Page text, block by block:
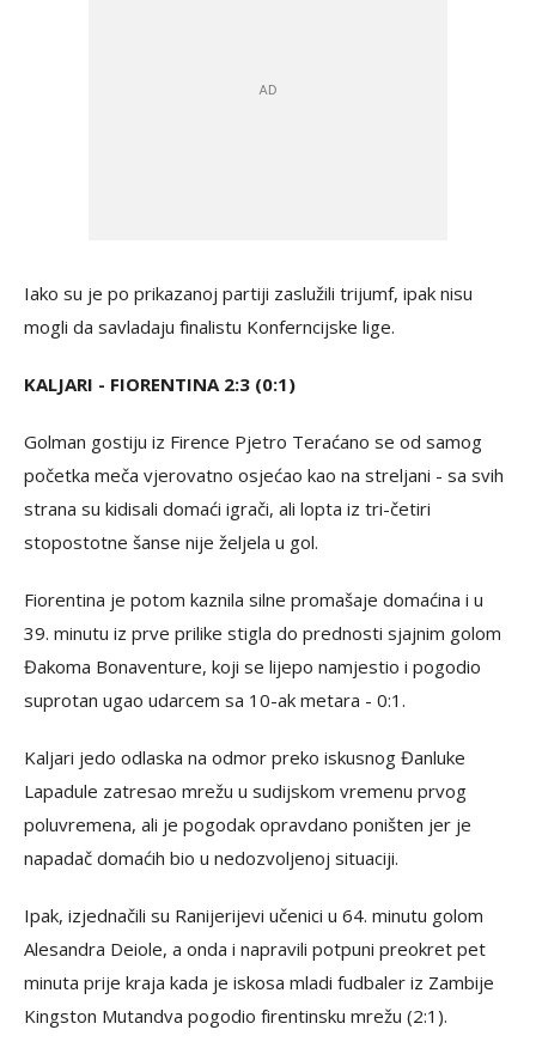
Iako su je po prikazanoj partiji zaslužili trijumf, ipak nisu
mogli da savladaju finalistu Konferncijske lige.
KALJARI - FIORENTINA 2:3 (0:1)
Golman gostiju iz Firence Pjetro Teraćano se od samog
početka meča vjerovatno osjećao kao na streljani - sa svih
strana su kidisali domaći igrači, ali lopta iz tri-četiri
stopostotne šanse nije željela u gol.
Fiorentina je potom kaznila silne promašaje domaćina i u
39. minutu iz prve prilike stigla do prednosti sjajnim golom
Đakoma Bonaventure, koji se lijepo namjestio i pogodio
suprotan ugao udarcem sa 10-ak metara - 0:1.
Kaljari jedo odlaska na odmor preko iskusnog Đanluke
Lapadule zatresao mrežu u sudijskom vremenu prvog
poluvremena, ali je pogodak opravdano poništen jer je
napadač domaćih bio u nedozvoljenoj situaciji.
Ipak, izjednačili su Ranijerijevi učenici u 64. minutu golom
Alesandra Deiole, a onda i napravili potpuni preokret pet
minuta prije kraja kada je iskosa mladi fudbaler iz Zambije
Kingston Mutandva pogodio firentinsku mrežu (2:1).